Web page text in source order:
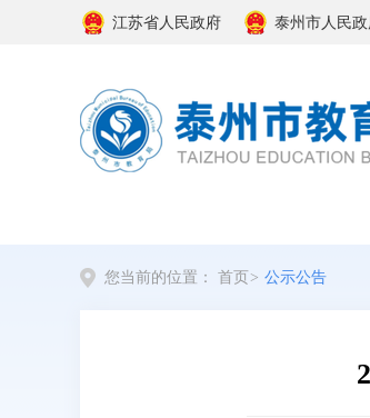
江苏省人民政府 泰州市人民
您当前的位置： 首页 > 公示公告